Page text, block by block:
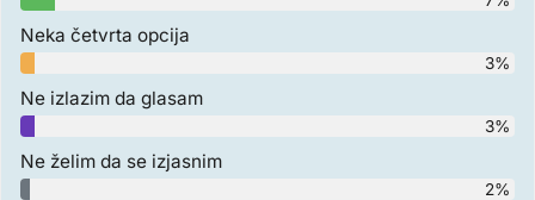
Neka četvrta opcija
3%
Ne izlazim da glasam
3%
Ne želim da se izjasnim
2%